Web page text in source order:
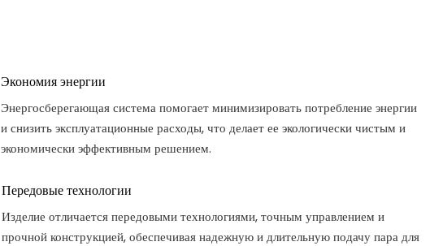
Экономия энергии
Энергосберегающая система помогает минимизировать потребление энергии
и снизить эксплуатационные расходы, что делает ее экологически чистым и
экономически эффективным решением.
Передовые технологии
Изделие отличается передовыми технологиями, точным управлением и
прочной конструкцией, обеспечивая надежную и длительную подачу пара для